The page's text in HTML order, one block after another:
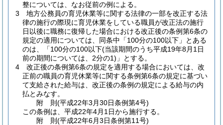
整については、なお従前の例による。
3
地方公務員の育児休業等に関する法律の一部を改正する法
律の施行の際現に育児休業をしている職員が改正法の施行
日以後に職務に復帰した場合における改正後の条例第6条の
規定の適用については、同条中「100分の100以下」とある
のは、「100分の100以下(当該期間のうち平成19年8月1日
前の期間については、2分の1) 」とする。
4
改正後の条例第6条の規定を適用する場合においては、改
正前の職員の育児休業等に関する条例第6条の規定に基づい
て支給された給与は、改正後の条例の規定による給与の内
払とみなす。
附 則(平成22年3月30日条例第4号)
この条例は、平成22年4月1日から施行する。
附 則(平成22年6月3日条例第11号)